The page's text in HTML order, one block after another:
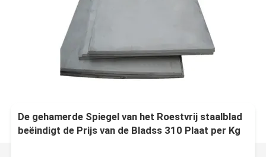
De gehamerde Spiegel van het Roestvrij staalblad
beëindigt de Prijs van de Bladss 310 Plaat per Kg